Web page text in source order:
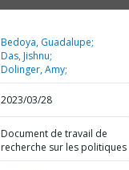
Bedoya, Guadalupe;
Das, Jishnu;
Dolinger, Amy;
2023/03/28
Document de travail de
recherche sur les politiques